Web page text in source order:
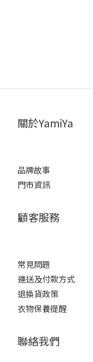
關於YamiYa
品牌故事
門市資訊
顧客服務
常見問題
運送及付款方式
退換貨政策
衣物保養提醒
聯絡我們